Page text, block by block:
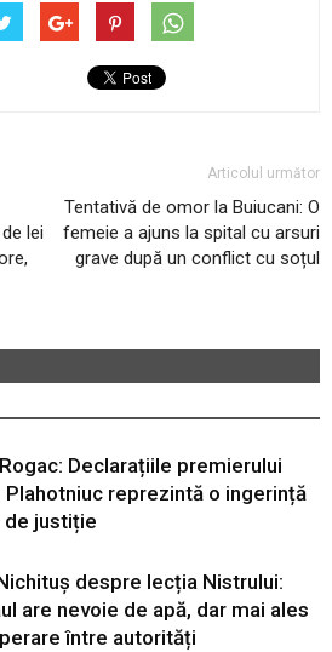
lei
Articolul următor
Tentativă de omor la Buiucani: O
femeie a ajuns la spital cu arsuri
grave după un conflict cu soțul
Declarațiile premierului
Plahotniuc reprezintă o ingerință
de justiție
despre lecția Nistrului:
are nevoie de apă, dar mai ales
între autorități